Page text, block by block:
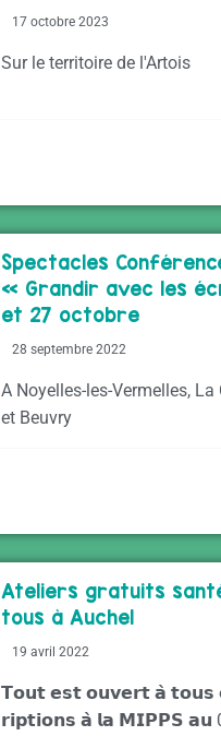
17 octobre 2023
Sur le territoire de l'Artois
Spectacles
« Grandir avec les
et 27 octobre
28 septembre 2022
A Noyelles-les-Vermelles,
et Beuvry
Ateliers gratuits
tous à Auchel
19 avril 2022
𝗧𝗼𝘂𝘁 𝗲𝘀𝘁 𝗼𝘂𝘃𝗲𝗿𝘁 𝗮̀ 𝘁𝗼𝘂𝘀
𝗿𝗶𝗽𝘁𝗶𝗼𝗻𝘀 𝗮̀ 𝗹𝗮 𝗠𝗜𝗣𝗣𝗦 𝗮𝘂